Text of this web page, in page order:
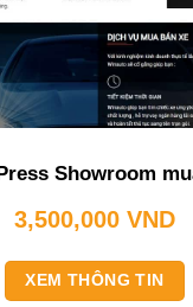
Showroom
3,500,000 VND
XEM THÔNG TIN